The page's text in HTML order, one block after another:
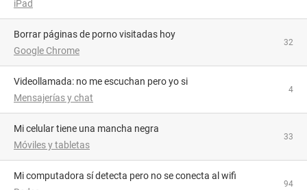
iPad
Borrar páginas de porno visitadas hoy
Google Chrome
32
videollamada: no me escuchan pero yo si
Mensajerías y chat
4
Mi celular tiene una mancha negra
Móviles y tabletas
33
Mi computadora sí detecta pero no se conecta al wifi
94